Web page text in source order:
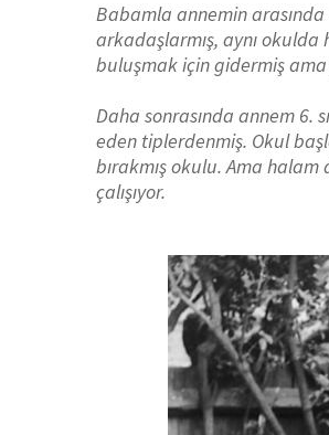
Babamla annemin
arkadaşlarmış, aynı
buluşmak için gidermiş
Daha sonrasında annem 6.
eden tiplerdenmiş. Okul
bırakmış okulu. Ama
çalışıyor.